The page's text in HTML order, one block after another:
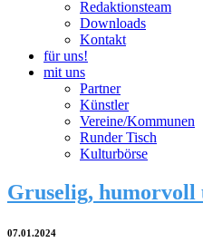
Redaktionsteam
Downloads
Kontakt
für uns!
mit uns
Partner
Künstler
Vereine/Kommunen
Runder Tisch
Kulturbörse
Gruselig, humorvoll
07.01.2024